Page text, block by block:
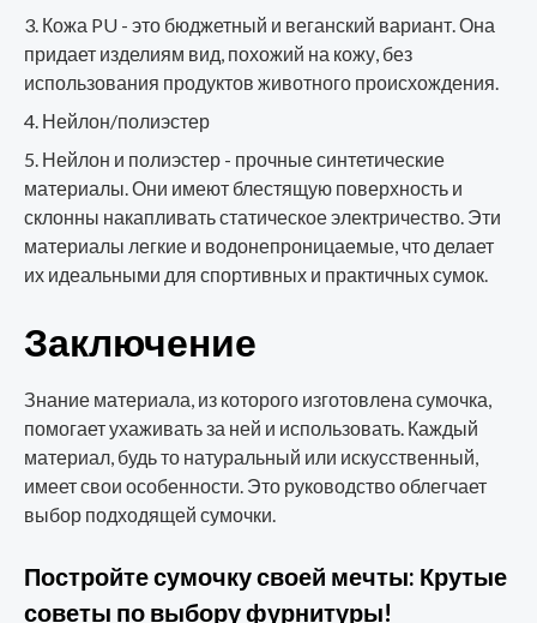
Кожа PU - это бюджетный и веганский вариант. Она
придает изделиям вид, похожий на кожу, без
использования продуктов животного происхождения.
Нейлон/полиэстер
Нейлон и полиэстер - прочные синтетические
материалы. Они имеют блестящую поверхность и
склонны накапливать статическое электричество. Эти
материалы легкие и водонепроницаемые, что делает
их идеальными для спортивных и практичных сумок.
Заключение
Знание материала, из которого изготовлена сумочка,
помогает ухаживать за ней и использовать. Каждый
материал, будь то натуральный или искусственный,
имеет свои особенности. Это руководство облегчает
выбор подходящей сумочки.
Постройте сумочку своей мечты: Крутые
советы по выбору фурнитуры!